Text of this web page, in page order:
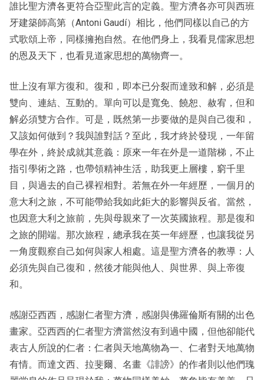
誰比聖方濟各更符合亞聖此言的定義。聖方濟各亦可與西班
牙建築師高第（Antoni Gaudí）相比，他們同樣以自己的方
式歌頌上帝，同樣擁抱自然。在他們身上，我看見儒家思想
的恩及天下，也看見道家思想的萬物齊一。
世上沒有單方復和。復和，即本已分裂而達致和解，必須是
雙向、連結、互動的。單向可以是寬免、饒恕、赦宥，但和
解必須雙方合作。可是，既然第一步要做的是與自己復和，
又該如何做到？我與誰對話？至此，我才終於發現，一年留
學在外，終於成就其意義：原來一年在外是一道階梯，不止
指引學術之路，也帶領精神生活，助我更上層樓，窮千里
目，與過去的自己裸裎相對。若無在外一年經歷，一個月的
意大利之旅，不可能帶給我如此鉅大的影響與反省。當然，
也因意大利之旅前，先與母親來了一次英國旅程。那是復和
之旅的開端。那次旅程，總承我在英一年經歷，也讓我從另
一角度觀察自己如何與家人相處。這是聖方濟各的教導：人
必須先與自己復和，然後才能與他人、與世界、與上帝復
和。
感謝亞西西，感謝仁者聖方濟，感謝與佛羅倫斯有關的出色
畫家。亞西西的仁者聖方濟當然沒有到過中國，但他卻能代
表古人所說的仁者：仁者與天地萬物為一、仁者對天地萬物
有情。而達文西、拉斐爾、名畫《誹謗》的作者則以他們瑰